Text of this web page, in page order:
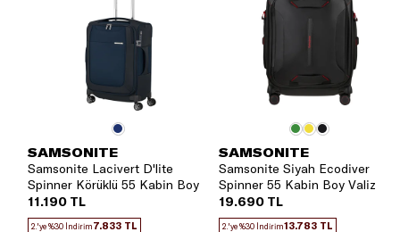
SAMSONITE
Samsonite Lacivert D'lite
Spinner Körüklü 55 Kabin Boy
Valiz
11.190 TL
2.'ye %30 İndirim7.833 TL
SAMSONITE
Samsonite Siyah Ecodiver
Spinner 55 Kabin Boy Valiz
19.690 TL
2.'ye %30 İndirim13.783 TL